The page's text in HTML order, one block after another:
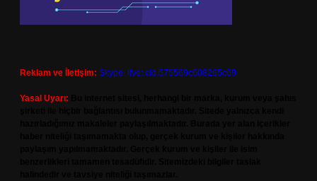
Reklam ve İletişim: Skype: live:.cid.575569c608265c69
Yasal Uyarı: